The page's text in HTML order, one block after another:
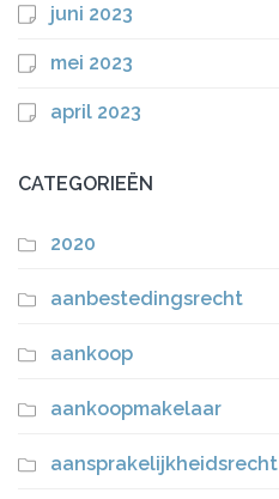
juni 2023
mei 2023
april 2023
CATEGORIEËN
2020
aanbestedingsrecht
aankoop
aankoopmakelaar
aansprakelijkheidsrecht